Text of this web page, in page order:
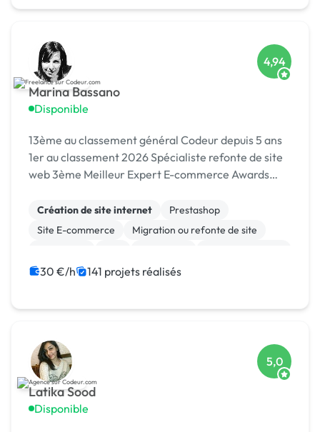
Marina Bassano
Disponible
4,94
13ème au classement général Codeur depuis 5 ans
1er au classement 2026 Spécialiste refonte de site
web 3ème Meilleur Expert E-commerce Awards
2024
Création de site internet
Prestashop
Site E-commerce
Migration ou refonte de site
Rédaction
Charte graphique
30 €/h 141 projets réalisés
Latika Sood
Disponible
5,0